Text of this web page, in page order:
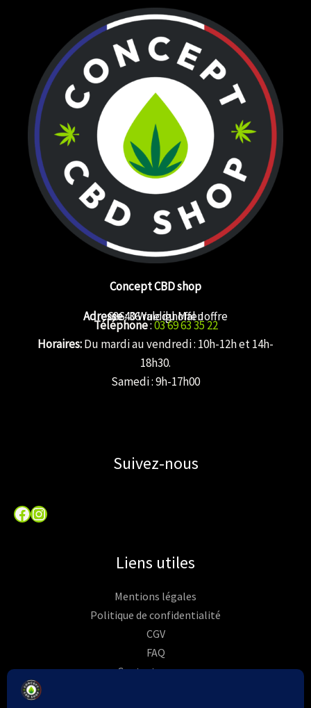
Concept CBD shop
Adresse: 36 rue du Mal Joffre
68640 Waldighoffen
Téléphone:03 69 63 35 22
Horaires:Du mardi au vendredi : 10h-12h et 14h-
18h30.
Samedi : 9h-17h00
Suivez-nous
Facebook
Instagram
Liens utiles
Mentions légales
Politique de confidentialité
CGV
FAQ
Contactez-nous